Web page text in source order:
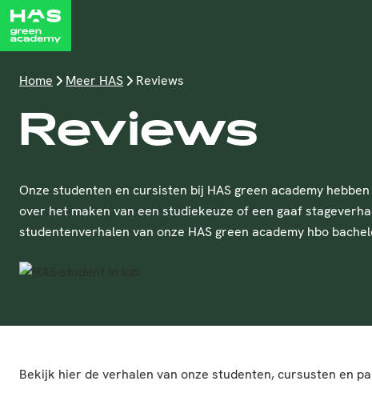
Home Meer HAS Reviews
Reviews
Onze studenten en cursisten bij HAS green academy
over het maken van een studiekeuze of een gaaf
studentenverhalen van onze HAS green academy hbo
Bekijk hier de verhalen van onze studenten, cursusten en